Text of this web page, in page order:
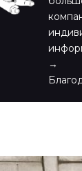
→